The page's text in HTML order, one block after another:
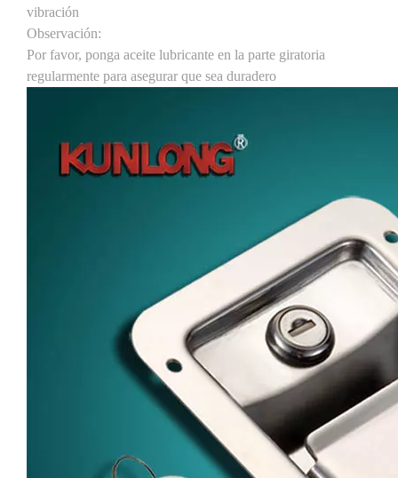
vibración
Observación:
Por favor, ponga aceite lubricante en la parte giratoria
regularmente para asegurar que sea duradero